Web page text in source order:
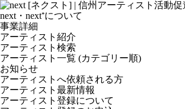
next・next⁺について
事業詳細
アーティスト紹介
アーティスト検索
アーティスト一覧 (カテゴリー順)
お知らせ
アーティストへ依頼される方
アーティスト最新情報
アーティスト登録について